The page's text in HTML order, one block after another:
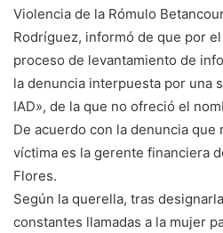
Violencia de la Rómulo
Rodríguez, informó de que por
proceso de levantamiento de
la denuncia interpuesta por una
IAD», de la que no ofreció el
De acuerdo con la denuncia
víctima es la gerente financiera
Flores.
Según la querella, tras
constantes llamadas a la mujer